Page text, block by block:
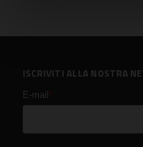
ISCRIVITI ALLA NOSTRA